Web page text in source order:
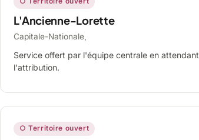
L'Ancienne-Lorette
Capitale-Nationale,
Service offert par l'équipe centrale en attendant
l'attribution.
○ Territoire ouvert